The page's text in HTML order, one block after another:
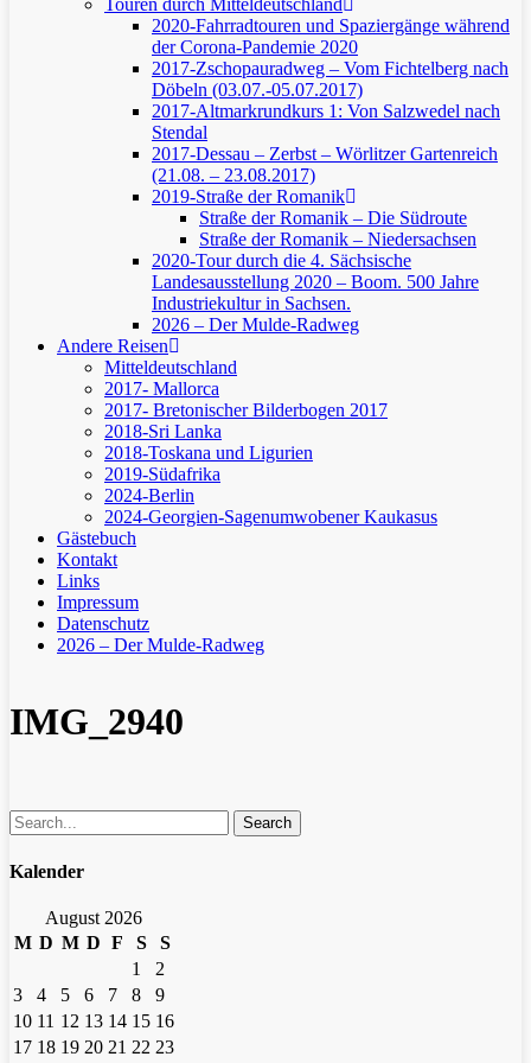
Touren durch Mitteldeutschland
2020-Fahrradtouren und Spaziergänge während
der Corona-Pandemie 2020
2017-Zschopauradweg – Vom Fichtelberg nach
Döbeln (03.07.-05.07.2017)
2017-Altmarkrundkurs 1: Von Salzwedel nach
Stendal
2017-Dessau – Zerbst – Wörlitzer Gartenreich
(21.08. – 23.08.2017)
2019-Straße der Romanik
Straße der Romanik – Die Südroute
Straße der Romanik – Niedersachsen
2020-Tour durch die 4. Sächsische
Landesausstellung 2020 – Boom. 500 Jahre
Industriekultur in Sachsen.
2026 – Der Mulde-Radweg
Andere Reisen
Mitteldeutschland
2017- Mallorca
2017- Bretonischer Bilderbogen 2017
2018-Sri Lanka
2018-Toskana und Ligurien
2019-Südafrika
2024-Berlin
2024-Georgien-Sagenumwobener Kaukasus
Gästebuch
Kontakt
Links
Impressum
Datenschutz
2026 – Der Mulde-Radweg
IMG_2940
Search
Kalender
August 2026
M D M D F S
S
1
2
3
4 5 6 7 8
9
10 11 12 13 14 15 16
17 18 19 20 21 22 23